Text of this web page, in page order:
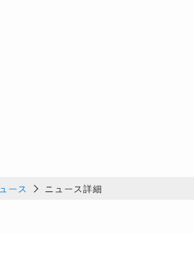
ース ニュース詳細